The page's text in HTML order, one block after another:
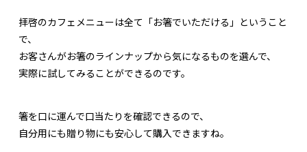
拝啓のカフェメニューは全て「お箸でいただける」ということ
で、
お客さんがお箸のラインナップから気になるものを選んで、
実際に試してみることができるのです。
箸を口に運んで口当たりを確認できるので、
自分用にも贈り物にも安心して購入できますね。